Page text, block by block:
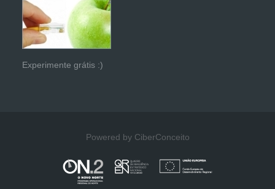
Experimente grátis :)
Powered by CiberConceito